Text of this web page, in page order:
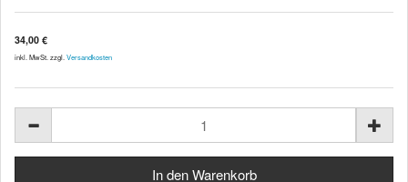
34,00 €
inkl. MwSt. zzgl. Versandkosten